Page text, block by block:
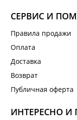
СЕРВИС И
Правила продажи
Оплата
Доставка
Возврат
Публичная оферта
ИНТЕРЕСНО И